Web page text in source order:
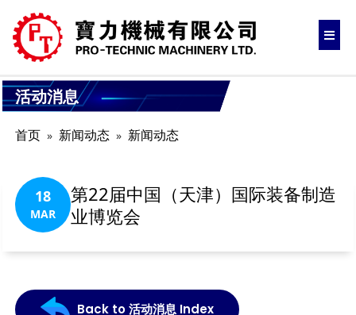
活动消息
首页 新闻动态 新闻动态
18
MAR
第22届中国（天津）国际装备制造
业博览会
Back to 活动消息 Index